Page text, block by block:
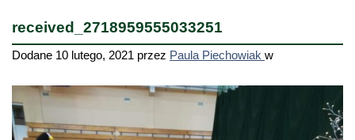
received_2718959555033251
Dodane 10 lutego, 2021 przez Paula Piechowiak w